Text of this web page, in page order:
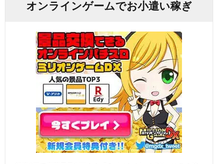
オンラインゲームでお小遣い稼ぎ